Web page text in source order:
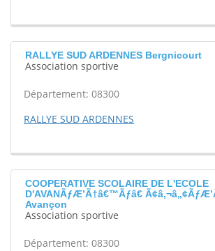
RALLYE SUD ARDENNES Bergnicourt
Association sportive
Département: 08300
RALLYE SUD ARDENNES
COOPERATIVE SCOLAIRE DE L'ECOLE
D'AVANÃƒÆ’Ã†â€™Ãƒâ€
Avançon
Association sportive
Département: 08300